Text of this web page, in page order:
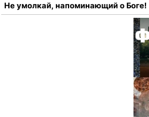
Не умолкай, напоминающий о Боге!